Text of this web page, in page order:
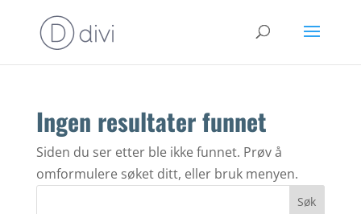
Ingen resultater funnet
Siden du ser etter ble ikke funnet. Prøv å
omformulere søket ditt, eller bruk menyen.